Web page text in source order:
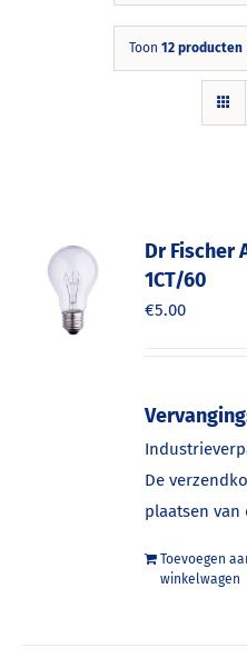
Toon 12 producten
Dr Fischer
1CT/60
€5.00
De
plaatsen van
Toevoegen
winkelwagen